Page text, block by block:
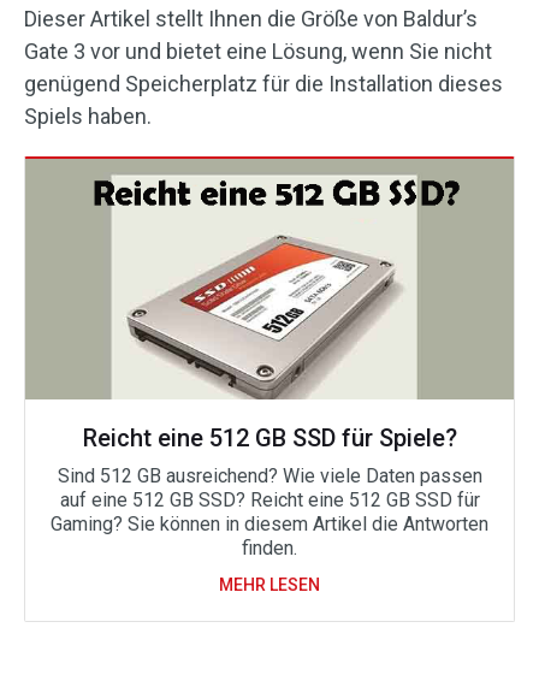
Dieser Artikel stellt Ihnen die Größe von Baldur’s
Gate 3 vor und bietet eine Lösung, wenn Sie nicht
genügend Speicherplatz für die Installation dieses
Spiels haben.
Reicht eine 512 GB SSD für Spiele?
Sind 512 GB ausreichend? Wie viele Daten passen
auf eine 512 GB SSD? Reicht eine 512 GB SSD für
Gaming? Sie können in diesem Artikel die Antworten
finden.
MEHR LESEN